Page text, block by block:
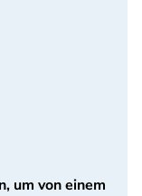
um von einem